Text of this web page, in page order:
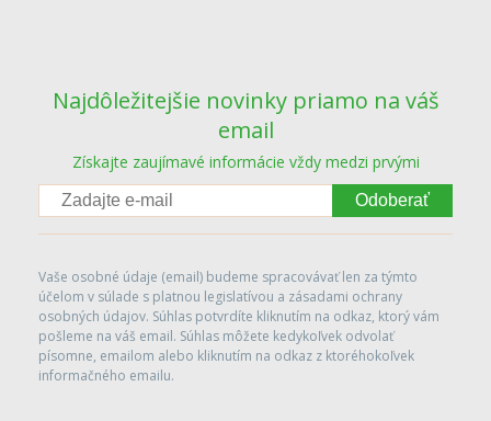
Najdôležitejšie novinky priamo na váš
email
Získajte zaujímavé informácie vždy medzi prvými
Odoberať
Vaše osobné údaje (email) budeme spracovávať len za týmto
účelom v súlade s platnou legislatívou a zásadami ochrany
osobných údajov. Súhlas potvrdíte kliknutím na odkaz, ktorý vám
pošleme na váš email. Súhlas môžete kedykoľvek odvolať
písomne, emailom alebo kliknutím na odkaz z ktoréhokoľvek
informačného emailu.